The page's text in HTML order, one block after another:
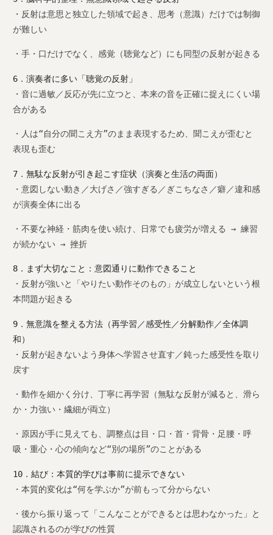
・反射は意思と独立した領域で起き、思考（意識）だけでは制御
が難しい
・手・口だけでなく、感覚（聴覚など）にも同型の反射が起きる
6．演奏者に多い「聴覚の反射」
・音に過敏／反応が先に立つと、本来の音を正確に捉えにくい場
合がある
・人は“自分の聞こえ方”のまま表現するため、聞こえが歪むと
表現も歪む
7．無駄な反射が引き起こす症状（演奏と生活の両面）
・意図しない動き／大げさ／強すぎる／ぎこちなさ／癖／違和感
が演奏全体に出る
・不要な神経・筋肉を使い続け、日常でも疲労が増える → 練習
が続かない → 挫折
8．まず大切なこと：意図通りに動作できること
・反射が強いと「やりたい動作そのもの」が成立しないという根
本問題が起きる
9．無意識を整える方法（再学習／感受性／分解動作／全体調
和）
・反射が起きないよう身体へ学習させ直す／鈍った感受性を取り
戻す
・動作を細かく分け、丁寧に再学習（無駄な反射が減ると、滑ら
か・力強い・繊細が両立）
・原因が手に見えても、調整点は目・口・首・背骨・足腰・呼
吸・重心・心の傾向など“別の場所”のことがある
10．結び：本質的学びは事前に提示できない
・本質的変化は“何を学ぶか”が前もって分からない
・後から振り返って「こんなことができるとは思わなかった」と
認識されるのが学びの性質